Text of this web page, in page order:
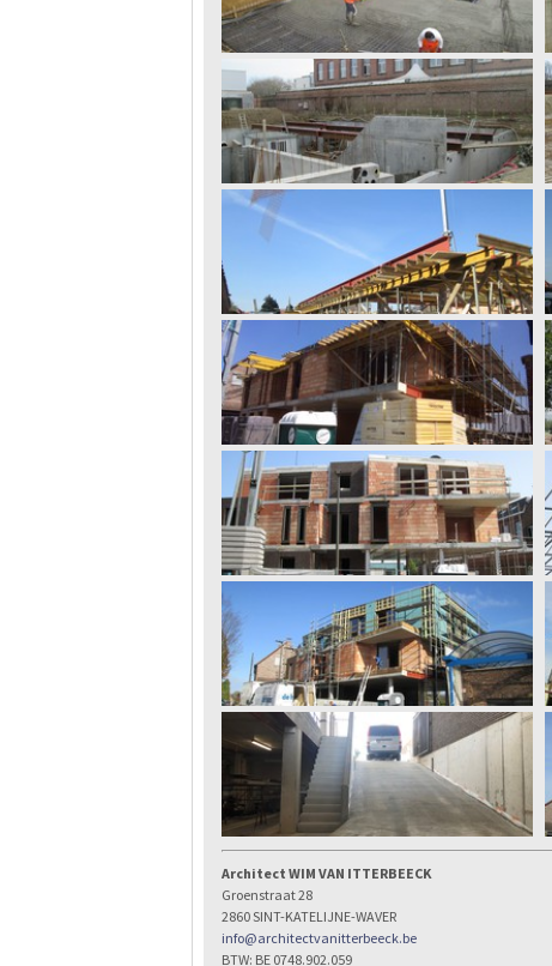
Architect WIM VAN ITTERBEECK
Groenstraat 28
2860 SINT-KATELIJNE-WAVER
info@architectvanitterbeeck.be
BTW: BE 0748.902.059